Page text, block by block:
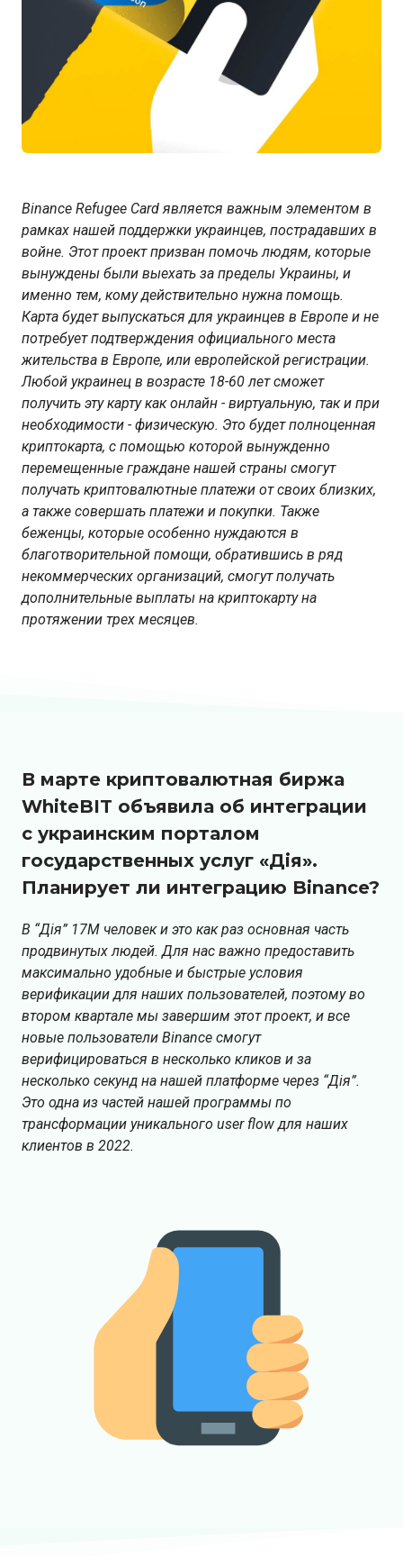
Binance Refugee Card является важным элементом в
рамках нашей поддержки украинцев, пострадавших в
войне. Этот проект призван помочь людям, которые
вынуждены были выехать за пределы Украины, и
именно тем, кому действительно нужна помощь.
Карта будет выпускаться для украинцев в Европе и не
потребует подтверждения официального места
жительства в Европе, или европейской регистрации.
Любой украинец в возрасте 18-60 лет сможет
получить эту карту как онлайн - виртуальную, так и при
необходимости - физическую. Это будет полноценная
криптокарта, с помощью которой вынужденно
перемещенные граждане нашей страны смогут
получать криптовалютные платежи от своих близких,
а также совершать платежи и покупки. Также
беженцы, которые особенно нуждаются в
благотворительной помощи, обратившись в ряд
некоммерческих организаций, смогут получать
дополнительные выплаты на криптокарту на
протяжении трех месяцев.
В марте криптовалютная биржа
WhiteBIT объявила об интеграции
с украинским порталом
государственных услуг «Дiя».
Планирует ли интеграцию Binance?
В “Дія” 17M человек и это как раз основная часть
продвинутых людей. Для нас важно предоставить
максимально удобные и быстрые условия
верификации для наших пользователей, поэтому во
втором квартале мы завершим этот проект, и все
новые пользователи Binance смогут
верифицироваться в несколько кликов и за
несколько секунд на нашей платформе через “Дія”.
Это одна из частей нашей программы по
трансформации уникального user flow для наших
клиентов в 2022.